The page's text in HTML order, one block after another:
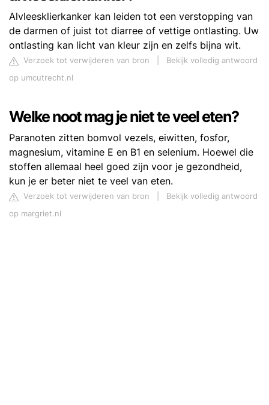
Alvleesklierkanker kan leiden tot een verstopping van
de darmen of juist tot diarree of vettige ontlasting. Uw
ontlasting kan licht van kleur zijn en zelfs bijna wit.
Verzoek tot verwijderen van bron
Bekijk volledig antwoord
op umcutrecht.nl
Welke noot mag je niet te veel eten?
Paranoten zitten bomvol vezels, eiwitten, fosfor,
magnesium, vitamine E en B1 en selenium. Hoewel die
stoffen allemaal heel goed zijn voor je gezondheid,
kun je er beter niet te veel van eten.
Verzoek tot verwijderen van bron
Bekijk volledig antwoord
op margriet.nl